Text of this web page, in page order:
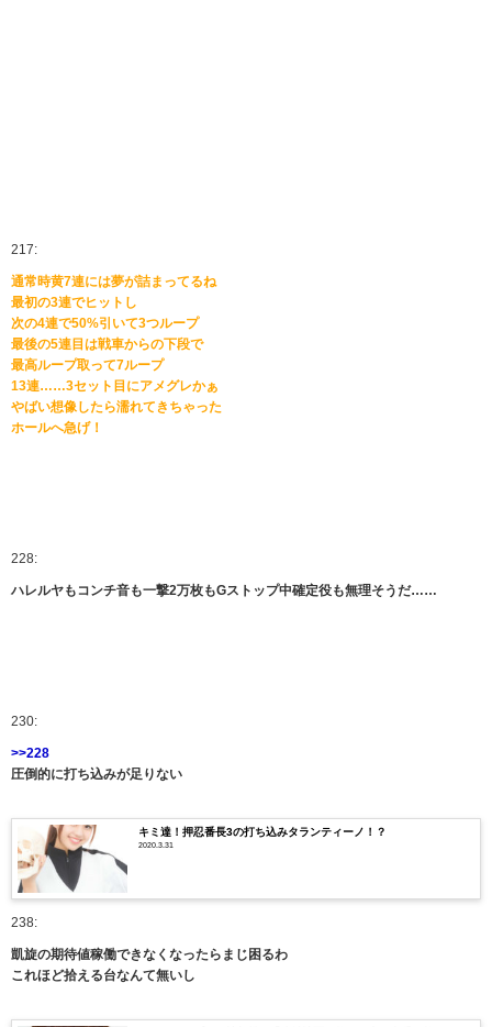
217:
通常時黄7連には夢が詰まってるね
最初の3連でヒットし
次の4連で50%引いて3つループ
最後の5連目は戦車からの下段で
最高ループ取って7ループ
13連……3セット目にアメグレかぁ
やばい想像したら濡れてきちゃった
ホールへ急げ！
228:
ハレルヤもコンチ音も一撃2万枚もGストップ中確定役も無理そうだ……
230:
>>228
圧倒的に打ち込みが足りない
キミ達！押忍番長3の打ち込みタランティーノ！？
2020.3.31
238:
凱旋の期待値稼働できなくなったらまじ困るわ
これほど拾える台なんて無いし